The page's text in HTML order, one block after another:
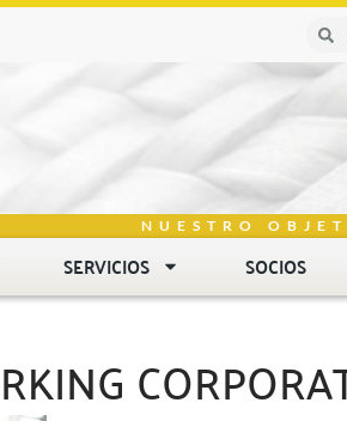
NUESTRO
SERVICIOS SOCIOS